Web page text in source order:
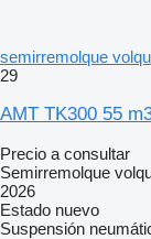
semirremolque
29
AMT TK300 55
Precio a consultar
Semirremolque
2026
Estado nuevo
Suspensión